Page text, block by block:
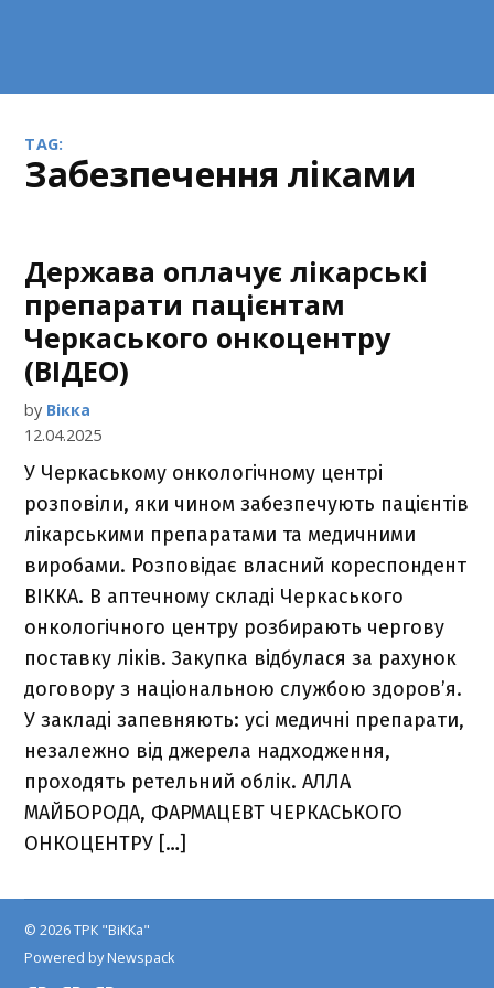
TAG:
забезпечення ліками
Держава оплачує лікарські
препарати пацієнтам
Черкаського онкоцентру
(ВІДЕО)
by Вікка
12.04.2025
У Черкаському онкологічному центрі
розповіли, яки чином забезпечують пацієнтів
лікарськими препаратами та медичними
виробами. Розповідає власний кореспондент
ВІККА. В аптечному складі Черкаського
онкологічного центру розбирають чергову
поставку ліків. Закупка відбулася за рахунок
договору з національною службою здоров’я.
У закладі запевняють: усі медичні препарати,
незалежно від джерела надходження,
проходять ретельний облік. АЛЛА
МАЙБОРОДА, ФАРМАЦЕВТ ЧЕРКАСЬКОГО
ОНКОЦЕНТРУ […]
© 2026 ТРК "ВіККа"
Powered by Newspack